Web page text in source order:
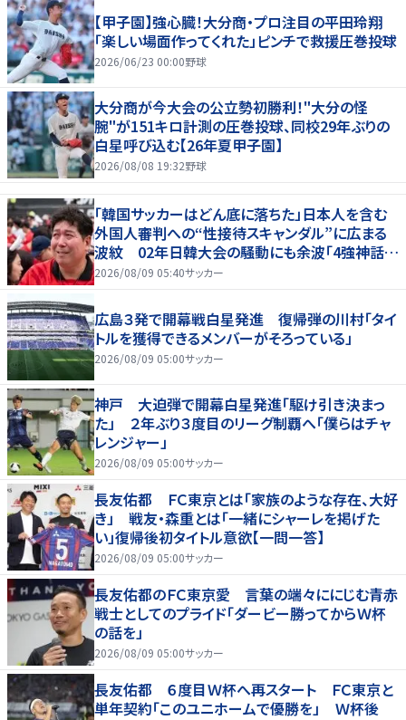
【甲子園】強心臓！大分商・プロ注目の平田玲翔
「楽しい場面作ってくれた」ピンチで救援圧巻投球
2026/06/23 00:00野球
大分商が今大会の公立勢初勝利！"大分の怪
腕"が151キロ計測の圧巻投球、同校29年ぶりの
白星呼び込む【26年夏甲子園】
2026/08/08 19:32野球
「韓国サッカーはどん底に落ちた」日本人を含む
外国人審判への“性接待スキャンダル”に広まる
波紋 02年日韓大会の騒動にも余波「4強神話も
疑われる」
2026/08/09 05:40サッカー
広島３発で開幕戦白星発進 復帰弾の川村「タイ
トルを獲得できるメンバーがそろっている」
2026/08/09 05:00サッカー
神戸 大迫弾で開幕白星発進「駆け引き決まっ
た」 ２年ぶり３度目のリーグ制覇へ「僕らはチャ
レンジャー」
2026/08/09 05:00サッカー
長友佑都 ＦＣ東京とは「家族のような存在、大好
き」 戦友・森重とは「一緒にシャーレを掲げた
い」復帰後初タイトル意欲【一問一答】
2026/08/09 05:00サッカー
長友佑都のＦＣ東京愛 言葉の端々ににじむ青赤
戦士としてのプライド「ダービー勝ってからＷ杯
の話を」
2026/08/09 05:00サッカー
長友佑都 ６度目Ｗ杯へ再スタート ＦＣ東京と
単年契約「このユニホームで優勝を」 Ｗ杯後